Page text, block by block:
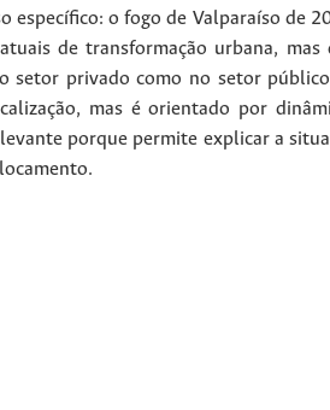
específico: o fogo de Valparaíso de
de transformação urbana, mas
setor privado como no setor
mas é orientado por
porque permite explicar a